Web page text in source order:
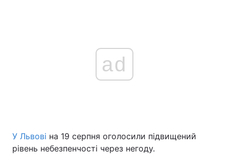
ad
У Львові на 19 серпня оголосили підвищений
рівень небезпенчості через негоду.